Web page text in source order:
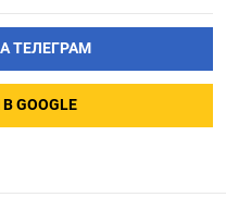
ТЕЛЕГРАМ
GOOGLE